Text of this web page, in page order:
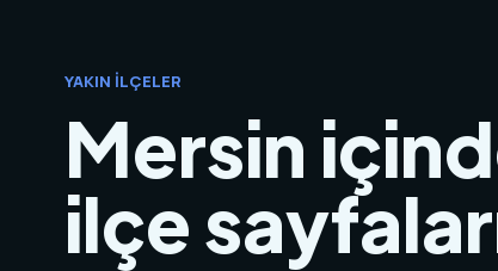
YAKIN İLÇELER
Mersin
ilçe